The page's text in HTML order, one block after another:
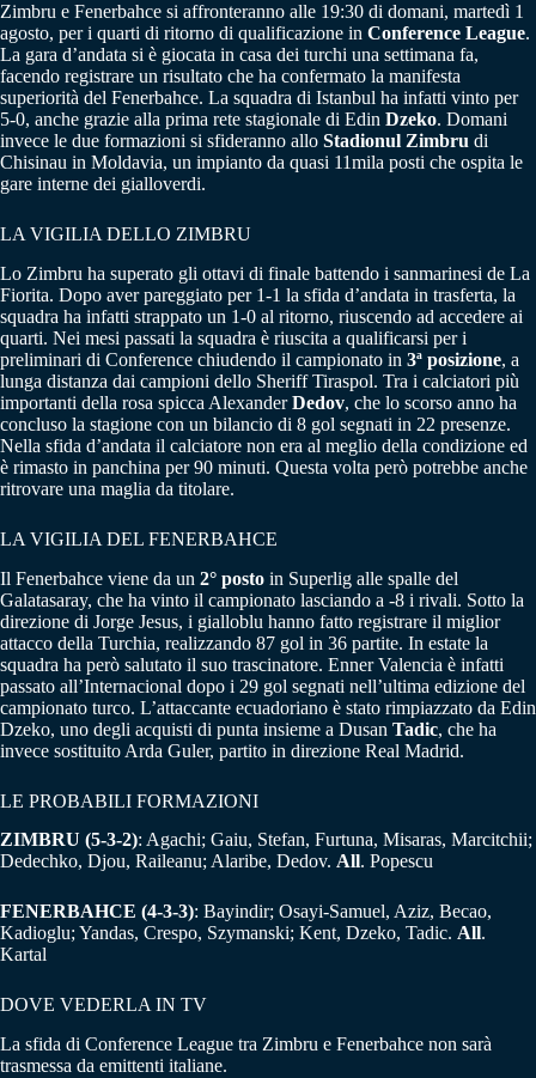
Zimbru e Fenerbahce si affronteranno alle 19:30 di domani, martedì 1
agosto, per i quarti di ritorno di qualificazione in Conference League.
La gara d’andata si è giocata in casa dei turchi una settimana fa,
facendo registrare un risultato che ha confermato la manifesta
superiorità del Fenerbahce. La squadra di Istanbul ha infatti vinto per
5-0, anche grazie alla prima rete stagionale di Edin Dzeko. Domani
invece le due formazioni si sfideranno allo Stadionul Zimbru di
Chisinau in Moldavia, un impianto da quasi 11mila posti che ospita le
gare interne dei gialloverdi.
LA VIGILIA DELLO ZIMBRU
Lo Zimbru ha superato gli ottavi di finale battendo i sanmarinesi de La
Fiorita. Dopo aver pareggiato per 1-1 la sfida d’andata in trasferta, la
squadra ha infatti strappato un 1-0 al ritorno, riuscendo ad accedere ai
quarti. Nei mesi passati la squadra è riuscita a qualificarsi per i
preliminari di Conference chiudendo il campionato in 3ª posizione, a
lunga distanza dai campioni dello Sheriff Tiraspol. Tra i calciatori più
importanti della rosa spicca AlexanderDedov, che lo scorso anno ha
concluso la stagione con un bilancio di 8 gol segnati in 22 presenze.
Nella sfida d’andata il calciatore non era al meglio della condizione ed
è rimasto in panchina per 90 minuti. Questa volta però potrebbe anche
ritrovare una maglia da titolare.
LA VIGILIA DEL FENERBAHCE
Il Fenerbahce viene da un 2° posto in Superlig alle spalle del
Galatasaray, che ha vinto il campionato lasciando a -8 i rivali. Sotto la
direzione di Jorge Jesus, i gialloblu hanno fatto registrare il miglior
attacco della Turchia, realizzando 87 gol in 36 partite. In estate la
squadra ha però salutato il suo trascinatore. Enner Valencia è infatti
passato all’Internacional dopo i 29 gol segnati nell’ultima edizione del
campionato turco. L’attaccante ecuadoriano è stato rimpiazzato da Edin
Dzeko, uno degli acquisti di punta insieme a Dusan Tadic, che ha
invece sostituito Arda Guler, partito in direzione Real Madrid.
LE PROBABILI FORMAZIONI
ZIMBRU (5-3-2): Agachi; Gaiu, Stefan, Furtuna, Misaras, Marcitchii;
Dedechko, Djou, Raileanu; Alaribe, Dedov. All. Popescu
FENERBAHCE (4-3-3): Bayindir; Osayi-Samuel, Aziz, Becao,
Kadioglu; Yandas, Crespo, Szymanski; Kent, Dzeko, Tadic. All.
Kartal
DOVE VEDERLA IN TV
La sfida di Conference League tra Zimbru e Fenerbahce non sarà
trasmessa da emittenti italiane.